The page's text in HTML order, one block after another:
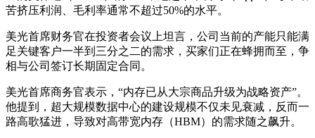
苦挤压利润、毛利率通常不超过50%的水平。
美光首席财务官在投资者会议上坦言，公司当前的产能只能满
足关键客户一半到三分之二的需求，买家们正在蜂拥而至，争
相与公司签订长期固定合同。
美光首席商务官表示，“内存已从大宗商品升级为战略资产”。
他提到，超大规模数据中心的建设规模不仅未见衰减，反而一
路高歌猛进，导致对高带宽内存（HBM）的需求随之飙升。